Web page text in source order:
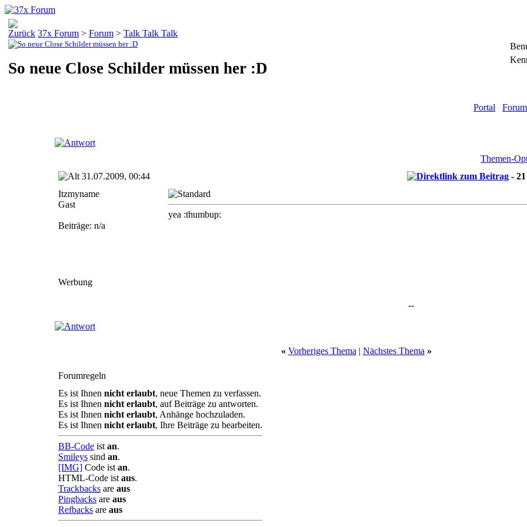
37x Forum >Forum >Talk Talk Talk
So neue Close Schilder müssen her :D
Portal Forum
Themen-
31.07.2009, 00:44
- 21
Itzmyname
Gast
Beiträge: n/a
yea :thumbup:
Werbung
--
« Vorheriges Thema | Nächstes Thema »
Forumregeln
Es ist Ihnennicht erlaubt, neue Themen zu verfassen.
Es ist Ihnennicht erlaubt, auf Beiträge zu antworten.
Es ist Ihnennicht erlaubt, Anhänge hochzuladen.
Es ist Ihnennicht erlaubt, Ihre Beiträge zu bearbeiten.
BB-Code istan.
Smileys sindan.
[IMG] Code istan.
HTML-Code istaus.
Trackbacks areaus
Pingbacks areaus
Refbacks areaus